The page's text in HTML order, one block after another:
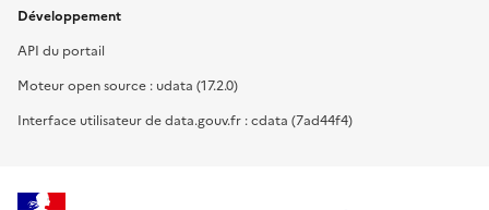
Développement
API du portail
Moteur open source : udata (17.2.0)
Interface utilisateur de data.gouv.fr : cdata (7ad44f4)